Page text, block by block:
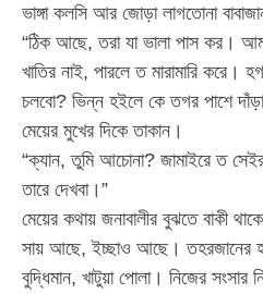
ভাঙ্গা কলসি আর জোড়া লাগতোনা
“ঠিক আছে, তরা যা ভালা পাস কর।
খাতির নাই, পারলে ত মারামারি করে।
চলবো? ভিন্ন হইলে কে তগর পাশে
মেয়ের মুখের দিকে তাকান।
“ক্যান, তুমি আচোনা? জামাইরে ত
তারে দেখবা।”
মেয়ের কথায় জনাবালীর বুঝতে বাকী
সায় আছে, ইচ্ছাও আছে। তহরজানের
বুদ্ধিমান, খাটুয়া পোলা। নিজের সংসার